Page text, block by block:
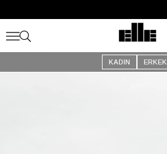
Kargo Ücretsiz!
KADIN ERKEK